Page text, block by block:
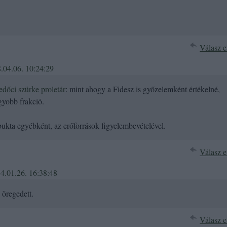
Válasz
10:24:29
szürke proletár: mint ahogy a Fidesz is győzelemként értékelné,
frakció.
egyébként, az erőforrások figyelembevételével.
Válasz
16:38:48
Válasz